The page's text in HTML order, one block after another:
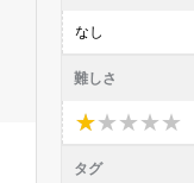
なし
難しさ
★★ ★ ★ ★
★★ ★ ★ ★
タグ